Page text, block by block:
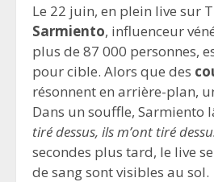
Le 22 juin, en plein live sur
Sarmiento, influenceur
plus de 87 000 personnes,
pour cible. Alors que des
résonnent en arrière-plan,
Dans un souffle, Sarmiento
tiré dessus, ils m’ont tiré
secondes plus tard, le live
de sang sont visibles au sol.